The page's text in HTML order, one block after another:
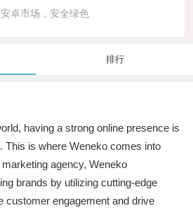
安卓市场，安全绿色
排行
having a strong online presence is
This is where Weneko comes into
agency, Weneko
brands by utilizing cutting-edge
customer engagement and drive